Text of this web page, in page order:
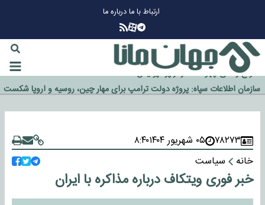
ارتباط با مادرباره ما
گزینه جدایی اوسمار روی میز مدیران پرسپولیس
آیا رئیس جمهور آمریکا قانون را دور می‌زند؟
اخراج رسمی چهره نامدار از پرسپولیس
سازمان اطلاعات سپاه: پروژه دولت ترامپ برای مهار چین، روسیه و اروپا شکست
خورد
۷۸۲۷۳ ۰۵ شهریور ۱۴۰۴
۸:۴۰
خانه
سیاست
خبر فوری ویتکاف درباره مذاکره با ایران